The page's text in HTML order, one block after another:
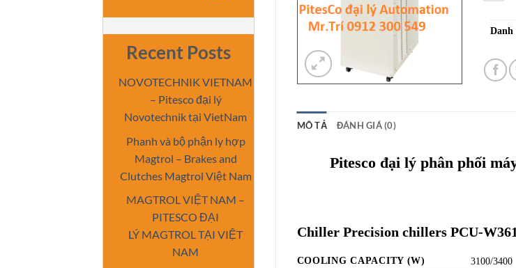
Recent Posts
NOVOTECHNIK VIETNAM
– Pitesco đại lý
Novotechnik tại VietNam
Phanh và bộ phận ly hợp
Magtrol – Brakes and
Clutches Magtrol Việt Nam
MAGTROL VIỆT NAM –
PITESCO ĐẠI
LÝ MAGTROL TẠI VIỆT
NAM
Danh
MÔ TẢ ĐÁNH GIÁ (0)
Pitesco đại lý phân phối
Chiller Precision chillers PCU-
COOLING CAPACITY (W)
3100/3400